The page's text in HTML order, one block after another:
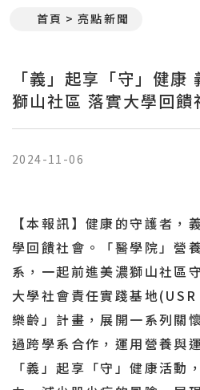
首頁 亮點新聞
「義」起享「守」健康
獅山社區 落實大學回饋
2024-11-06
【本報訊】健康的守護者，
學回饋社會。「醫學院」營
系，一起前進美濃獅山社區
大學社會責任實踐基地
樂齡」計畫，展開一系列關
過跨學系合作，運用營養與
「義」起享「守」健康活動